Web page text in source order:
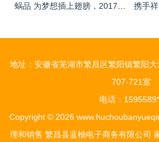
地址：安徽省芜湖市繁昌区繁阳镇繁阳
707-721室
电话：
Copyright © 2026
理和销售 繁昌县蓝柚电子商务有限公司